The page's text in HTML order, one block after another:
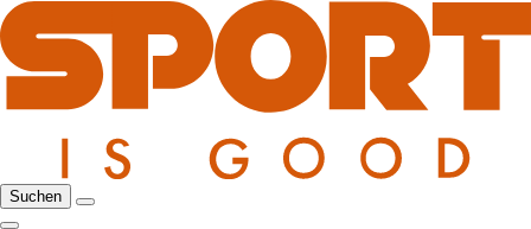
Suchen